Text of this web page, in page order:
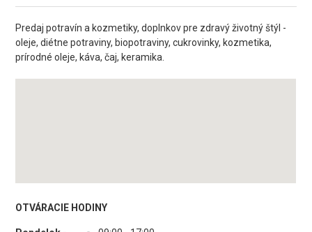
Predaj potravín a kozmetiky, doplnkov pre zdravý životný štýl -
oleje, diétne potraviny, biopotraviny, cukrovinky, kozmetika,
prírodné oleje, káva, čaj, keramika.
OTVÁRACIE HODINY